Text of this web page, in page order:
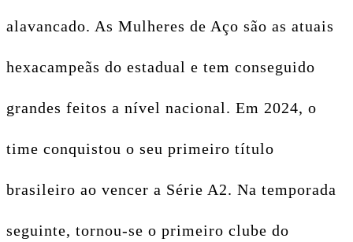
alavancado. As Mulheres de Aço são as atuais
hexacampeãs do estadual e tem conseguido
grandes feitos a nível nacional. Em 2024, o
time conquistou o seu primeiro título
brasileiro ao vencer a Série A2. Na temporada
seguinte, tornou-se o primeiro clube do